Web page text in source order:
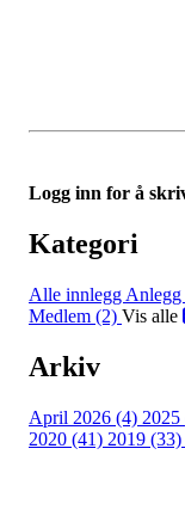
Logg inn for å
Kategori
Alle innlegg Anlegg
Medlem (2) Vis alle
Arkiv
April 2026 (4) 2025
2020 (41) 2019 (33)